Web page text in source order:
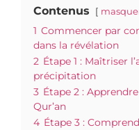
Contenus
1 Commencer par
dans la révélation
2 Étape 1 : Maîtriser
précipitation
3 Étape 2 :
Qur’an
4 Étape 3 :